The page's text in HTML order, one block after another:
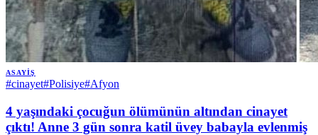
ASAYIŞ
#cinayet#Polisiye#Afyon
4 yaşındaki çocuğun ölümünün altından cinayet
çıktı! Anne 3 gün sonra katil üvey babayla evlenmiş